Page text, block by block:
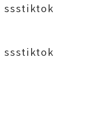
ssstiktok
ssstiktok